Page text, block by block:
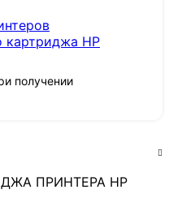
картриджа HP
получении
ПРИНТЕРА HP